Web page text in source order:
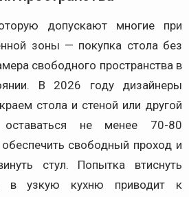
допускают многие при
зоны — покупка стола без
свободного пространства в
В 2026 году дизайнеры
стола и стеной или другой
не менее 70-80
свободный проход и
стул. Попытка втиснуть
в узкую кухню приводит к